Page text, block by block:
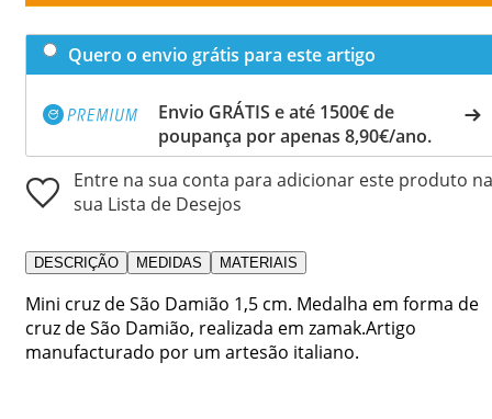
Quero o envio grátis para este artigo
Envio GRÁTIS e até 1500€ de
poupança por apenas 8,90€/ano.
Entre na sua conta para adicionar este produto na
sua Lista de Desejos
DESCRIÇÃO MEDIDAS MATERIAIS
Mini cruz de São Damião 1,5 cm. Medalha em forma de
cruz de São Damião, realizada em zamak.Artigo
manufacturado por um artesão italiano.